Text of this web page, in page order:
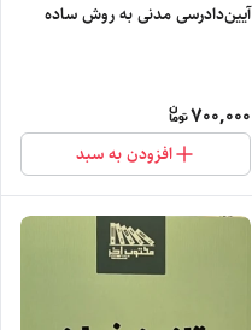
آیین‌دادرسی مدنی به‌ روش ساده
700,000
افزودن به سبد